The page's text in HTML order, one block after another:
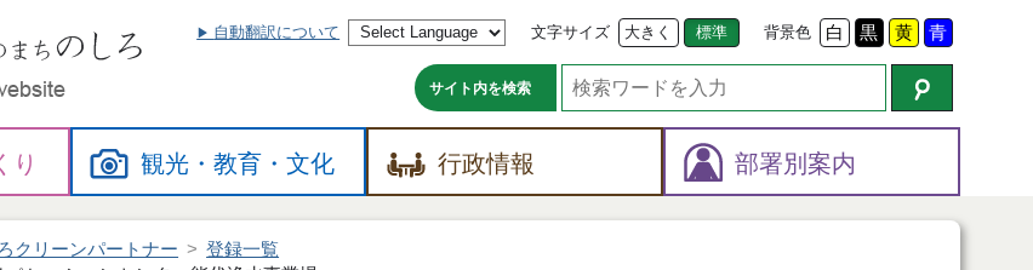
自動翻訳について 文字サイズ 大きく 標準 背景色 白 黒 黄 青
サイト内を検索
り 観光・教育・文化 行政情報 部署別案内
クリーンパートナー
登録一覧